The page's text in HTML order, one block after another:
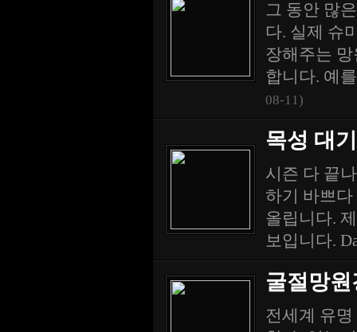
그 동안 많
다. 실제 슈
장해주는
합니다. 예
08-11)
목성 대
시즌 다 끝
하기 바쁘
올립니다.
보입니다.
굴절망
전세계 유